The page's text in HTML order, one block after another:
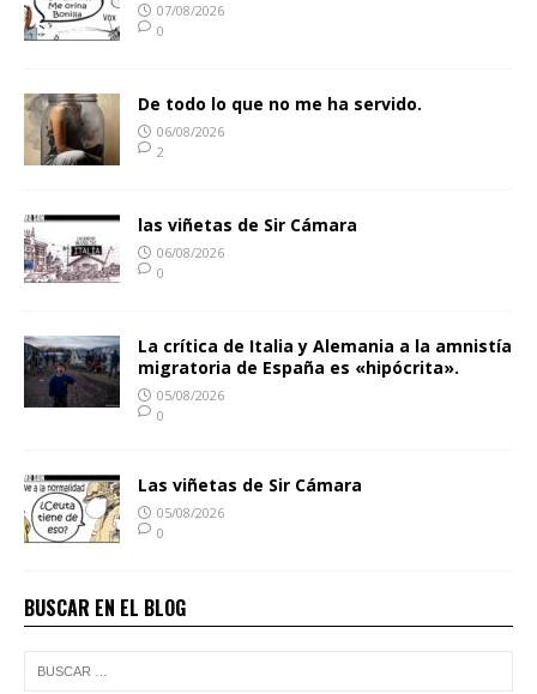
07/08/2026
0
De todo lo que no me ha servido.
06/08/2026
2
las viñetas de Sir Cámara
06/08/2026
0
La crítica de Italia y Alemania a la amnistía
migratoria de España es «hipócrita».
05/08/2026
0
Las viñetas de Sir Cámara
05/08/2026
0
BUSCAR EN EL BLOG